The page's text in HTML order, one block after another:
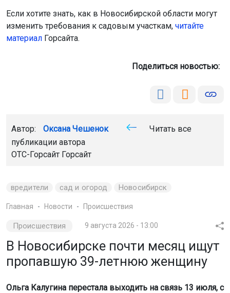
Если хотите знать, как в Новосибирской области могут
изменить требования к садовым участкам, читайте
материал Горсайта.
Поделиться новостью:
Автор: Оксана Чешенок
Читать все
публикации автора
ОТС-Горсайт Горсайт
вредители сад и огород Новосибирск
Главная Новости Происшествия
Происшествия 9 августа 2026 - 13:00
В Новосибирске почти месяц ищут
пропавшую 39-летнюю женщину
Ольга Калугина перестала выходить на связь 13 июля, с